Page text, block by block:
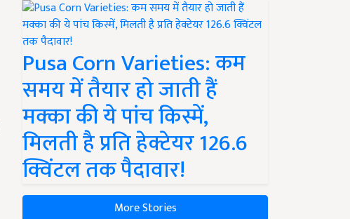
Pusa Corn Varieties: कम
समय में तैयार हो जाती हैं
मक्का की ये पांच किस्में,
मिलती है प्रति हेक्टेयर 126.6
क्विंटल तक पैदावार!
More Stories